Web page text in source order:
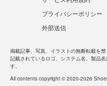
プライバシーポリシー
外部送信
掲載記事、写真、イラストの無断転載を禁
記載されているロゴ、システム名、製品
す。
All contents copyright © 2020-2026